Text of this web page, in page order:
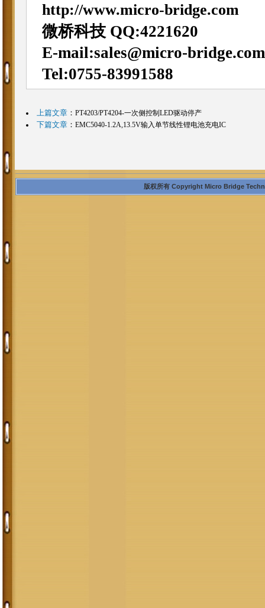
http://www.micro-bridge.com
微桥科技 QQ:4221620
E-mail:sales@micro-bridge.com
Tel:0755-83991588
上篇文章： PT4203/PT4204-一次侧控制LED驱动停产
下篇文章： EMC5040-1.2A,13.5V输入单节线性锂电池充电IC
版权所有 Copyright Micro Bridge